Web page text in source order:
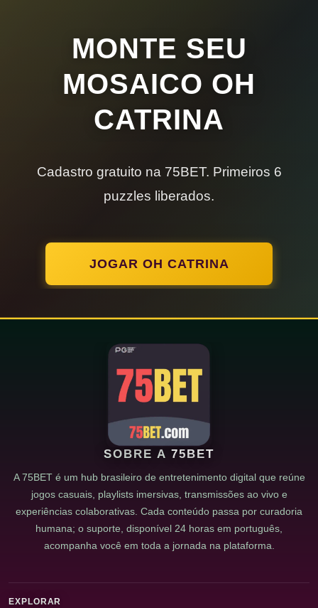
MONTE SEU
MOSAICO OH
CATRINA
Cadastro gratuito na 75BET. Primeiros 6
puzzles liberados.
JOGAR OH CATRINA
SOBRE A75BET
A 75BET é um hub brasileiro de entretenimento digital que reúne
jogos casuais, playlists imersivas, transmissões ao vivo e
experiências colaborativas. Cada conteúdo passa por curadoria
humana; o suporte, disponível 24 horas em português,
acompanha você em toda a jornada na plataforma.
EXPLORAR